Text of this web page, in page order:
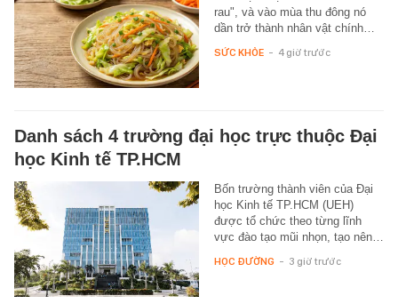
rau", và vào mùa thu đông nó
dần trở thành nhân vật chính…
SỨC KHỎE - 4 giờ trước
Danh sách 4 trường đại học trực thuộc Đại
học Kinh tế TP.HCM
Bốn trường thành viên của Đại
học Kinh tế TP.HCM (UEH)
được tổ chức theo từng lĩnh
vực đào tạo mũi nhọn, tạo nên…
HỌC ĐƯỜNG - 3 giờ trước